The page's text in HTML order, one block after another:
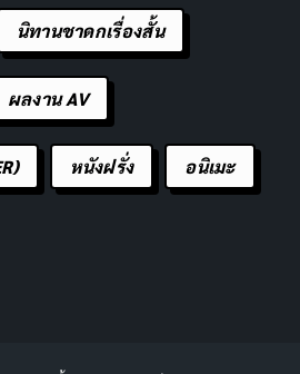
ควร pamiętaj, że ผลลัพธ์อาจ
ภาพผิวของแต่ละคน ควรศึกษา
อนตัดสินใจซื้อ
นิทานชาดกเรื่องสั้น
ผลงาน AV
หนังฝรั่ง อนิเมะ